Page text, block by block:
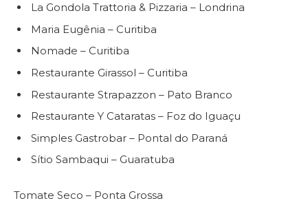
La Gondola Trattoria & Pizzaria – Londrina
Maria Eugênia – Curitiba
Nomade – Curitiba
Restaurante Girassol – Curitiba
Restaurante Strapazzon – Pato Branco
Restaurante Y Cataratas – Foz do Iguaçu
Simples Gastrobar – Pontal do Paraná
Sítio Sambaqui – Guaratuba
Tomate Seco – Ponta Grossa